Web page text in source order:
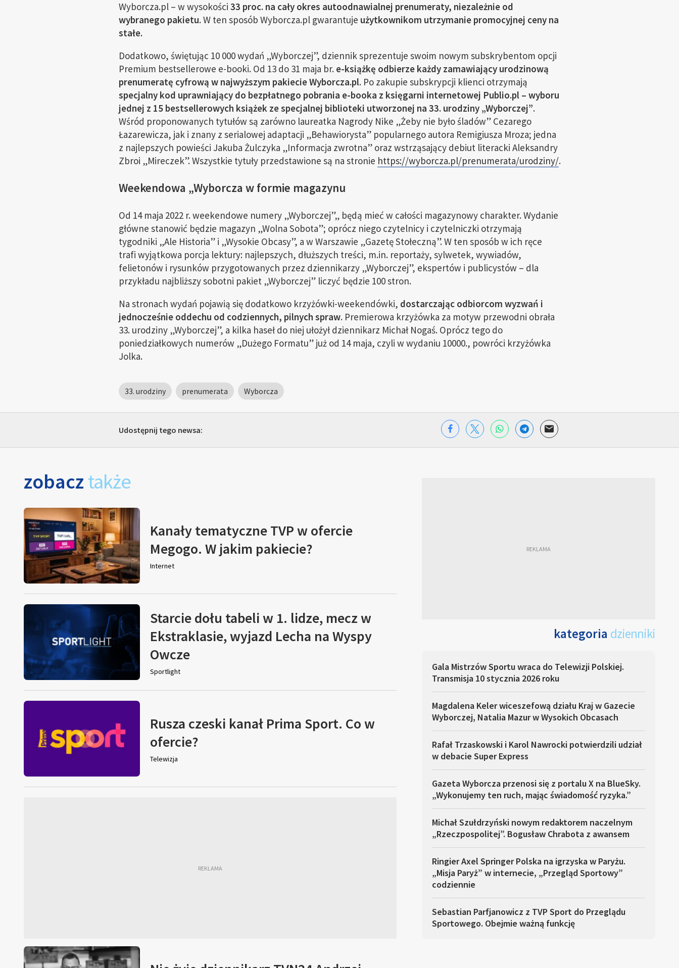
Wyborcza.pl – w wysokości 33 proc. na cały okres autoodnawialnej prenumeraty, niezależnie od
wybranego pakietu. W ten sposób Wyborcza.pl gwarantuje użytkownikom utrzymanie promocyjnej ceny na
stałe.
Dodatkowo, świętując 10 000 wydań „Wyborczej”, dziennik sprezentuje swoim nowym subskrybentom opcji
Premium bestsellerowe e-booki. Od 13 do 31 maja br. e-książkę odbierze każdy zamawiający urodzinową
prenumeratę cyfrową w najwyższym pakiecie Wyborcza.pl. Po zakupie subskrypcji klienci otrzymają
specjalny kod uprawniający do bezpłatnego pobrania e-booka z księgarni internetowej Publio.pl – wyboru
jednej z 15 bestsellerowych książek ze specjalnej biblioteki utworzonej na 33. urodziny „Wyborczej”.
Wśród proponowanych tytułów są zarówno laureatka Nagrody Nike „Żeby nie było śladów” Cezarego
Łazarewicza, jak i znany z serialowej adaptacji „Behawiorysta” popularnego autora Remigiusza Mroza; jedna
z najlepszych powieści Jakuba Żulczyka „Informacja zwrotna” oraz wstrząsający debiut literacki Aleksandry
Zbroi „Mireczek”. Wszystkie tytuły przedstawione są na stronie https://wyborcza.pl/prenumerata/urodziny/.
Weekendowa „Wyborcza w formie magazynu
Od 14 maja 2022 r. weekendowe numery „Wyborczej”„ będą mieć w całości magazynowy charakter. Wydanie
główne stanowić będzie magazyn „Wolna Sobota”; oprócz niego czytelnicy i czytelniczki otrzymają
tygodniki „Ale Historia” i „Wysokie Obcasy”, a w Warszawie „Gazetę Stołeczną”. W ten sposób w ich ręce
trafi wyjątkowa porcja lektury: najlepszych, dłuższych treści, m.in. reportaży, sylwetek, wywiadów,
felietonów i rysunków przygotowanych przez dziennikarzy „Wyborczej”, ekspertów i publicystów – dla
przykładu najbliższy sobotni pakiet „Wyborczej” liczyć będzie 100 stron.
Na stronach wydań pojawią się dodatkowo krzyżówki-weekendówki, dostarczając odbiorcom wyzwań i
jednocześnie oddechu od codziennych, pilnych spraw. Premierowa krzyżówka za motyw przewodni obrała
33. urodziny „Wyborczej”, a kilka haseł do niej ułożył dziennikarz Michał Nogaś. Oprócz tego do
poniedziałkowych numerów „Dużego Formatu” już od 14 maja, czyli w wydaniu 10000., powróci krzyżówka
Jolka.
33. urodziny prenumerata Wyborcza
Udostępnij tego newsa:
zobacz także
Kanały tematyczne TVP w ofercie
Megogo. W jakim pakiecie?
Internet
Starcie dołu tabeli w 1. lidze, mecz w
Ekstraklasie, wyjazd Lecha na Wyspy
Owcze
Sportlight
Rusza czeski kanał Prima Sport. Co w
ofercie?
Telewizja
kategoria dzienniki
Gala Mistrzów Sportu wraca do Telewizji Polskiej.
Transmisja 10 stycznia 2026 roku
Magdalena Keler wiceszefową działu Kraj w Gazecie
Wyborczej, Natalia Mazur w Wysokich Obcasach
Rafał Trzaskowski i Karol Nawrocki potwierdzili udział
w debacie Super Express
Gazeta Wyborcza przenosi się z portalu X na BlueSky.
„Wykonujemy ten ruch, mając świadomość ryzyka.”
Michał Szułdrzyński nowym redaktorem naczelnym
„Rzeczpospolitej”. Bogusław Chrabota z awansem
Ringier Axel Springer Polska na igrzyska w Paryżu.
„Misja Paryż” w internecie, „Przegląd Sportowy”
codziennie
Sebastian Parfjanowicz z TVP Sport do Przeglądu
Sportowego. Obejmie ważną funkcję